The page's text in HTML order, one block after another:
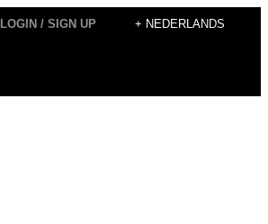
LOGIN / SIGN UP + NEDERLANDS